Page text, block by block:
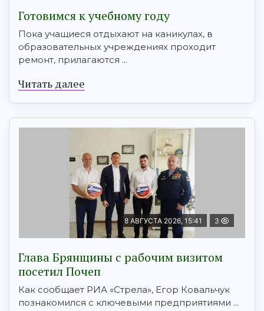
Готовимся к учебному году
Пока учащиеся отдыхают на каникулах, в
образовательных учреждениях проходит
ремонт, прилагаются ...
Читать далее
8 АВГУСТА 2026, 15:41 3
Глава Брянщины с рабочим визитом
посетил Почеп
Как сообщает РИА «Стрела», Егор Ковальчук
познакомился с ключевыми предприятиями ...